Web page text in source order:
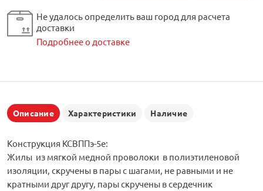
Не удалось определить ваш город для расчета
доставки
Подробнее о доставке
Описание Характеристики Наличие
Конструкция КСВППэ-5е:
Жилы из мягкой медной проволоки в полиэтиленовой
изоляции, скручены в пары с шагами, не равными и не
кратными друг другу, пары скручены в сердечник